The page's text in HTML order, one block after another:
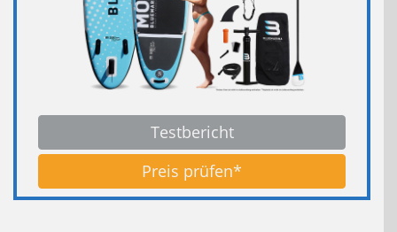
Testbericht
Preis prüfen*